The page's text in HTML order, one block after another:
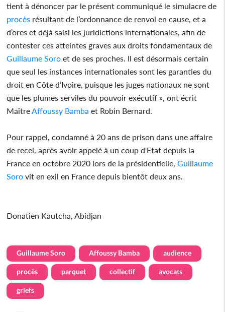
tient à dénoncer par le présent communiqué le simulacre de
procès résultant de l’ordonnance de renvoi en cause, et a
d’ores et déjà saisi les juridictions internationales, afin de
contester ces atteintes graves aux droits fondamentaux de
Guillaume Soro et de ses proches. Il est désormais certain
que seul les instances internationales sont les garanties du
droit en Côte d’Ivoire, puisque les juges nationaux ne sont
que les plumes serviles du pouvoir exécutif », ont écrit
MaîtreAffoussy Bamba et Robin Bernard.
Pour rappel, condamné à 20 ans de prison dans une affaire
de recel, après avoir appelé à un coup d'Etat depuis la
France en octobre 2020 lors de la présidentielle,Guillaume
Soro vit en exil en France depuis bientôt deux ans.
Donatien Kautcha, Abidjan
Guillaume Soro Affoussy Bamba audience
procès parquet collectif avocats
griefs